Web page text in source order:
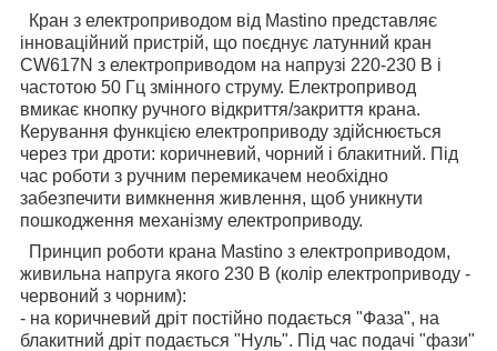
Кран з електроприводом від Mastino представляє
інноваційний пристрій, що поєднує латунний кран
CW617N з електроприводом на напрузі 220-230 В і
частотою 50 Гц змінного струму. Електропривод
вмикає кнопку ручного відкриття/закриття крана.
Керування функцією електроприводу здійснюється
через три дроти: коричневий, чорний і блакитний. Під
час роботи з ручним перемикачем необхідно
забезпечити вимкнення живлення, щоб уникнути
пошкодження механізму електроприводу.
Принцип роботи крана Mastino з електроприводом,
живильна напруга якого 230 В (колір електроприводу -
червоний з чорним):
- на коричневий дріт постійно подається "Фаза", на
блакитний дріт подається "Нуль". Під час подачі "фази"